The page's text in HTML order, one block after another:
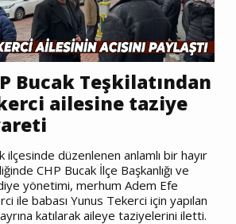
Bucak Teşkilatından
ailesine taziye
ilçesinde düzenlenen anlamlı bir hayır
CHP Bucak İlçe Başkanlığı ve
yönetimi, merhum Adem Efe
ile babası Yunus Tekerci için yapılan
katılarak aileye taziyelerini iletti.